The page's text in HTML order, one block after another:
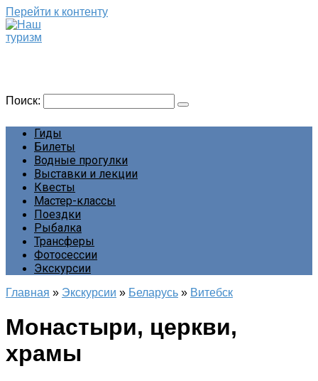
Перейти к контенту
Поиск:
Гиды
Билеты
Водные прогулки
Выставки и лекции
Квесты
Мастер-классы
Поездки
Рыбалка
Трансферы
Фотосессии
Экскурсии
Главная » Экскурсии » Беларусь » Витебск
Монастыри, церкви,
храмы